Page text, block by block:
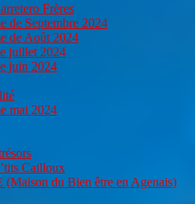
Frères
de Septembre 2024
de Août 2024
juillet 2024
juin 2024
mai 2024
Cailloux
du Bien être en Agenais)